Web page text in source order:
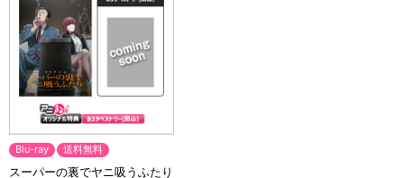
Blu-ray 送料無料
スーパーの裏でヤニ吸うふたり